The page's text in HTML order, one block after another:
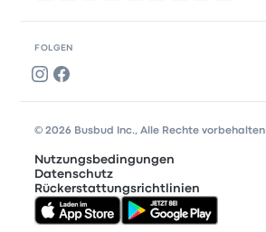
FOLGEN
© 2026 Busbud Inc., Alle Rechte vorbehalten
Nutzungsbedingungen
Datenschutz
Rückerstattungsrichtlinien